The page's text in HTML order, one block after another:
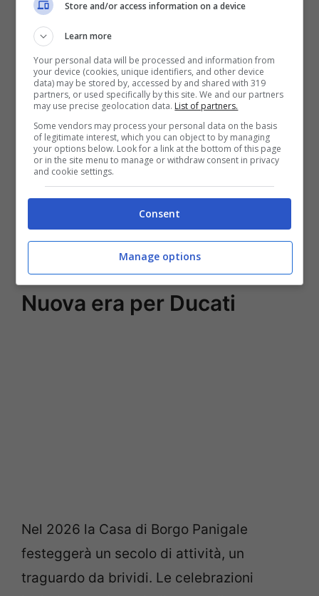
Radiobrevetti Ducati (SSR Ducati), creata
per sviluppare tecnologie per le
comunicazioni radio.
La società voleva usare i brevetti del figlio
Adriano per un mercato emergente, con un
grosso richiamo anche negli Stati Uniti.
Adriano, Bruno e Marcello Cavalieri Ducati
cominciarono da un condensatore
chiamato “Manens”, nello scantinato di un
edificio di Bologna.
Nuova era per Ducati
Nel 2026 la Casa di Borgo Panigale
festeggerà un secolo di attività, un
traguardo da brividi. Le celebrazioni
Store and/or access information on a device
Learn more
Your personal data will be processed and information from
your device (cookies, unique identifiers, and other device
data) may be stored by, accessed by and shared with 319
partners, or used specifically by this site. We and our partners
may use precise geolocation data. List of partners.
Some vendors may process your personal data on the basis
of legitimate interest, which you can object to by managing
your options below. Look for a link at the bottom of this page
or in the site menu to manage or withdraw consent in privacy
and cookie settings.
Consent
Manage options